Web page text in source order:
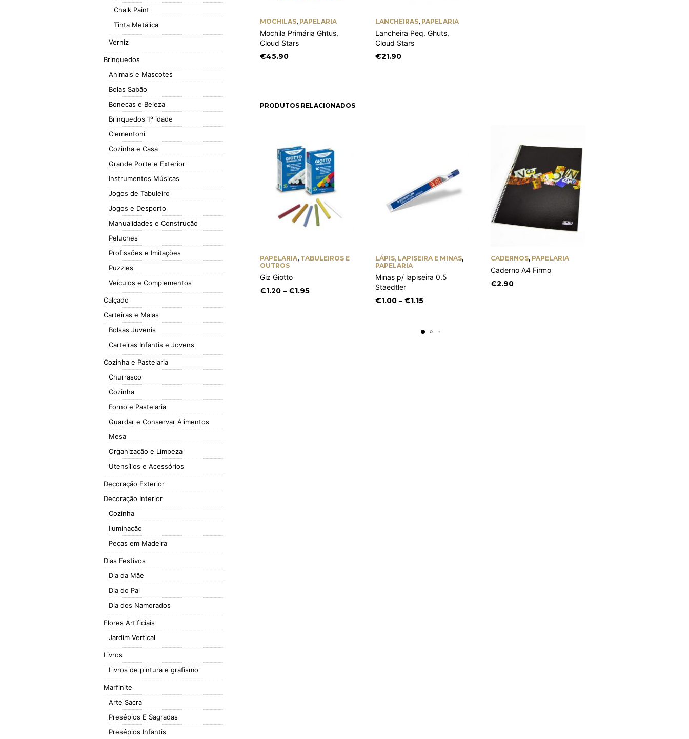
MOCHILAS, PAPELARIA
Mochila Primária Ghtus,
Cloud Stars
€45.90
LANCHEIRAS, PAPELARIA
Lancheira Peq. Ghuts,
Cloud Stars
€21.90
PRODUTOS RELACIONADOS
PAPELARIA, TABULEIROS E
OUTROS
Giz Giotto
€1.20 – €1.95Price
LÁPIS, LAPISEIRA E MINAS,
PAPELARIA
Minas p/ lapiseira 0.5
Staedtler
€1.00 – €1.15Price
through
CADERNOS, PAPELARIA
Caderno A4 Firmo
€2.90
Chalk Paint
Tinta Metálica
Verniz
Brinquedos
Animais e Mascotes
Bolas Sabão
Bonecas e Beleza
Brinquedos 1º idade
Clementoni
Cozinha e Casa
Grande Porte e Exterior
Instrumentos Músicas
Jogos de Tabuleiro
Jogos e Desporto
Manualidades e Construção
Peluches
Profissões e Imitações
Puzzles
Veículos e Complementos
Calçado
Carteiras e Malas
Bolsas Juvenis
Carteiras Infantis e Jovens
Cozinha e Pastelaria
Churrasco
Cozinha
Forno e Pastelaria
Guardar e Conservar Alimentos
Mesa
Organização e Limpeza
Utensílios e Acessórios
Decoração Exterior
Decoração Interior
Cozinha
Iluminação
Peças em Madeira
Dias Festivos
Dia da Mãe
Dia do Pai
Dia dos Namorados
Flores Artificiais
Jardim Vertical
Livros
Livros de pintura e grafismo
Marfinite
Arte Sacra
Presépios E Sagradas
Presépios Infantis